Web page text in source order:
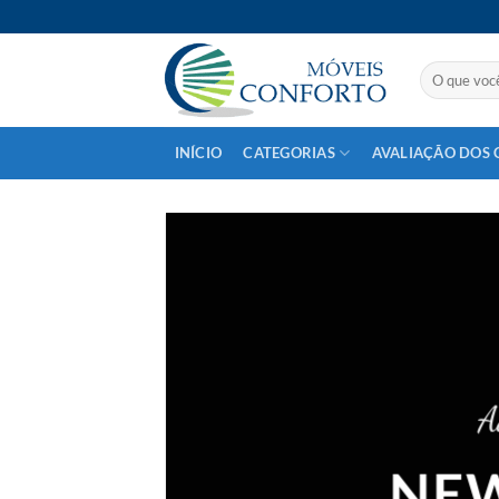
to
Pesquisar
por:
INÍCIO CATEGORIAS AVALIAÇÃO DOS